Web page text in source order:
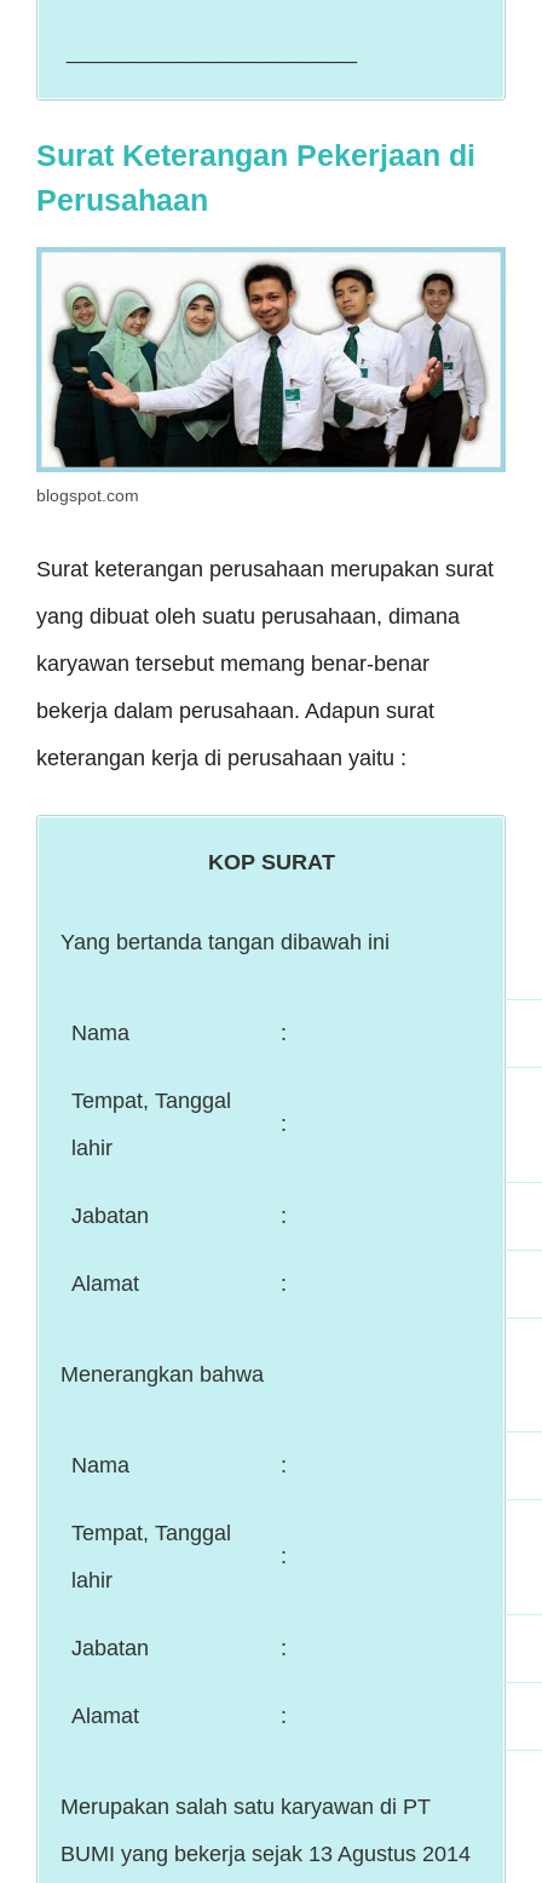
Surat Keterangan Pekerjaan di
Perusahaan
blogspot.com
Surat keterangan perusahaan merupakan surat
yang dibuat oleh suatu perusahaan, dimana
karyawan tersebut memang benar-benar
bekerja dalam perusahaan. Adapun surat
keterangan kerja di perusahaan yaitu :
KOP SURAT
Yang bertanda tangan dibawah ini
Nama :
Tempat, Tanggal
lahir
:
Jabatan :
Alamat :
Menerangkan bahwa
Nama :
Tempat, Tanggal
lahir
:
Jabatan :
Alamat :
Merupakan salah satu karyawan di PT
BUMI yang bekerja sejak 13 Agustus 2014